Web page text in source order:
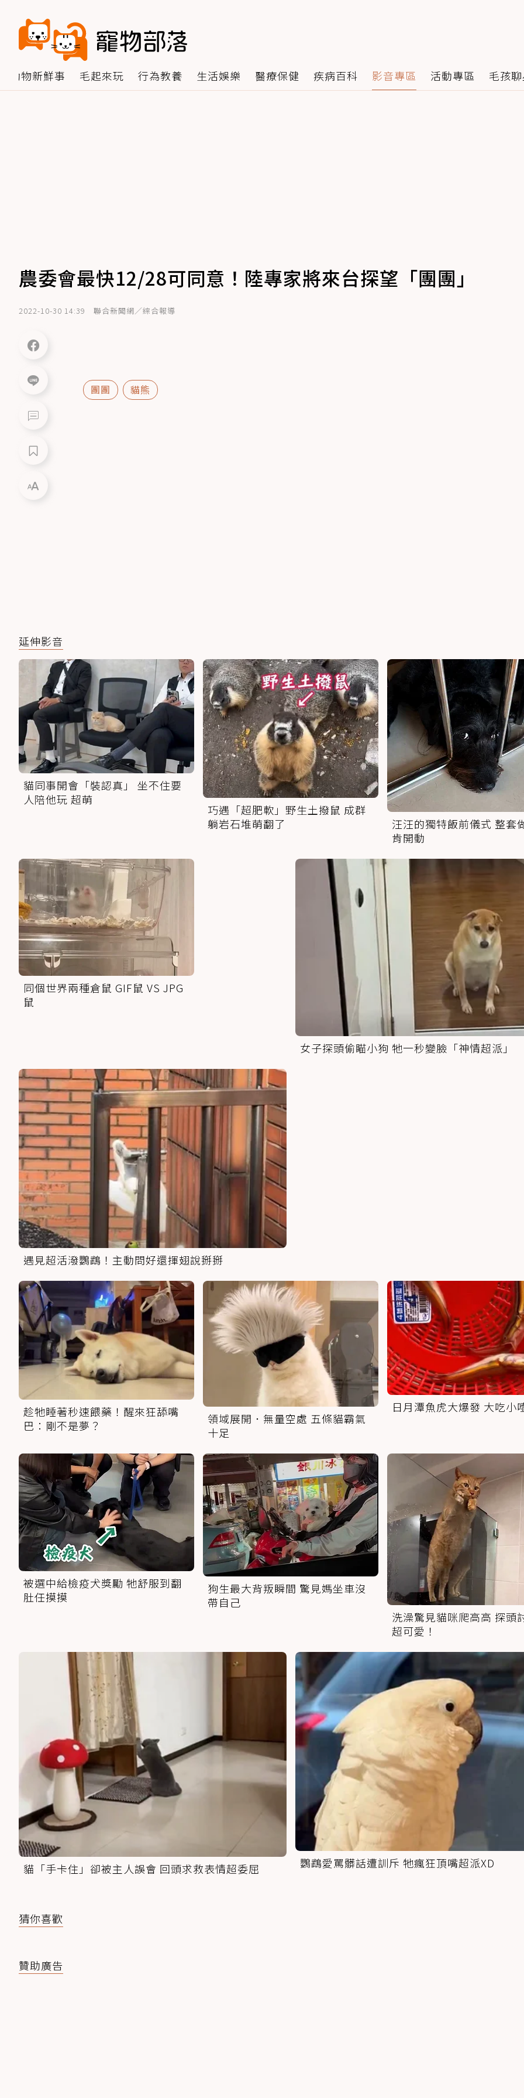
動物新鮮事 毛起來玩 行為教養 生活娛樂 醫療保健 疾病百科 影音專區 活動專區 毛孩
農委會最快12/28可同意！陸專家將來台探望「團團」
2022-10-30 14:39 聯合新聞網／綜合報導
團團 貓熊
延伸影音
貓同事開會「裝認真」 坐不住要
人陪他玩 超萌
巧遇「超肥軟」野生土撥鼠 成群
躺岩石堆萌翻了
汪汪的獨特飯前儀式 整套
肯開動
同個世界兩種倉鼠 GIF鼠 VS JPG
鼠
女子探頭偷瞄小狗 牠一秒變臉「神情超派」
遇見超活潑鸚鵡！主動問好還揮翅說掰掰
趁牠睡著秒速餵藥！醒來狂舔嘴
巴：剛不是夢？
領域展開．無量空處 五條貓霸氣
十足
日月潭魚虎大爆發 大吃小
被選中給檢疫犬獎勵 牠舒服到翻
肚任摸摸
狗生最大背叛瞬間 驚見媽坐車沒
帶自己
洗澡驚見貓咪爬高高 探頭
超可愛！
貓「手卡住」卻被主人誤會 回頭求救表情超委屈 鸚鵡愛罵髒話遭訓斥 牠瘋狂頂嘴超派XD
猜你喜歡
贊助廣告